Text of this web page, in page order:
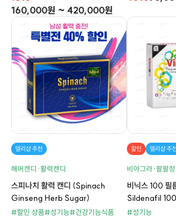
160,000원 ~ 420,000원
델리샵 추천
해머캔디·활력캔디
스피나치 활력 캔디 (Spinach
Ginseng Herb Sugar)
#할인 상품#성기능#건강기능식품
할인 델리샵 추천
비아그라·팔팔
비닉스 100 필
Sildenafil
#성기능